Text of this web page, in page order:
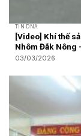
TIN DNA
[Video] Khí thế
Nhôm Đắk Nông
03/03/2026